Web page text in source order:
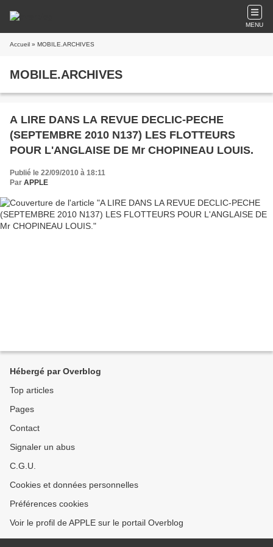
MENU
Accueil » MOBILE.ARCHIVES
MOBILE.ARCHIVES
A LIRE DANS LA REVUE DECLIC-PECHE
(SEPTEMBRE 2010 N137) LES FLOTTEURS
POUR L'ANGLAISE DE Mr CHOPINEAU LOUIS.
Publié le 22/09/2010 à 18:11
Par APPLE
Hébergé par Overblog
Top articles
Pages
Contact
Signaler un abus
C.G.U.
Cookies et données personnelles
Préférences cookies
Voir le profil de APPLE sur le portail Overblog